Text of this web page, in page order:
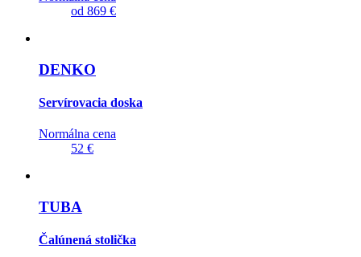
od 869 €
DENKO
Servírovacia doska
Normálna cena
52 €
TUBA
Čalúnená stolička